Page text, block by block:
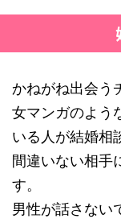
かねがね出会う
女マンガのよう
いる人が結婚相
間違いない相手
す。
男性が話さない